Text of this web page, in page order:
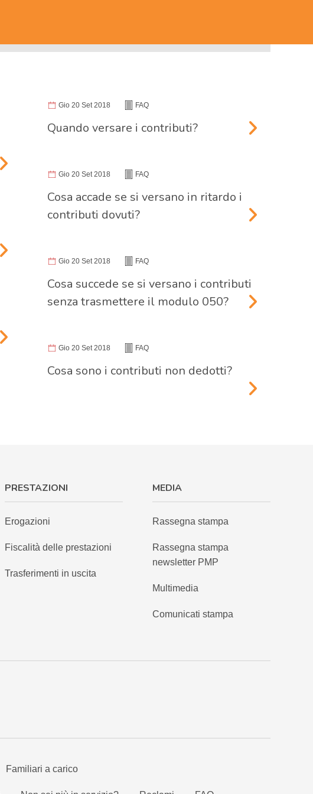
Gio 20 Set 2018 FAQ
Quando versare i contributi?
Gio 20 Set 2018 FAQ
Cosa accade se si versano in ritardo i
contributi dovuti?
Gio 20 Set 2018 FAQ
Cosa succede se si versano i contributi
senza trasmettere il modulo 050?
Gio 20 Set 2018 FAQ
Cosa sono i contributi non dedotti?
PRESTAZIONI
Erogazioni
Fiscalità delle prestazioni
Trasferimenti in uscita
MEDIA
Rassegna stampa
Rassegna stampa
newsletter PMP
Multimedia
Comunicati stampa
Familiari a carico